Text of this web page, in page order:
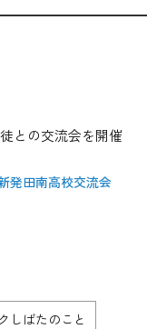
との交流会を開催
発田南高校交流会
しばたのこと